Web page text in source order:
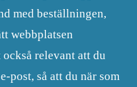
med beställningen,
webbplatsen
också relevant att du
post, så att du när som